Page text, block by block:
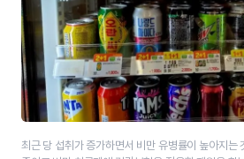
최근 당 섭취가 증가하면서 비만 유병률이 높아지는